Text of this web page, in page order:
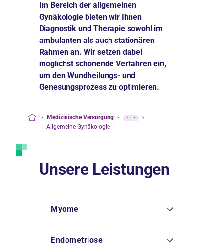
Im Bereich der allgemeinen
Gynäkologie bieten wir Ihnen
Diagnostik und Therapie sowohl im
ambulanten als auch stationären
Rahmen an. Wir setzen dabei
möglichst schonende Verfahren ein,
um den Wundheilungs- und
Genesungsprozess zu optimieren.
› Medizinische Versorgung › ···
›
Allgemeine Gynäkologie
Unsere Leistungen
Myome
Endometriose